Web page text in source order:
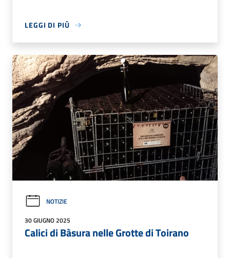
LEGGI DI PIÙ
NOTIZIE
30 GIUGNO 2025
Calici di Bàsura nelle Grotte di Toirano